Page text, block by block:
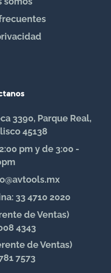
3390, Parque Real,
45138
pm y de 3:00 -
33 4710 2020
de Ventas)
4343
de Ventas)
7573